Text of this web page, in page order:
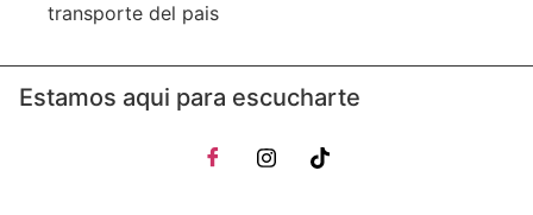
transporte del pais
Estamos aqui para escucharte